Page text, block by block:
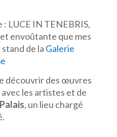
: LUCE IN TENEBRIS,
envoûtante que mes
de la Galerie
découvrir des œuvres
les artistes et de
, un lieu chargé